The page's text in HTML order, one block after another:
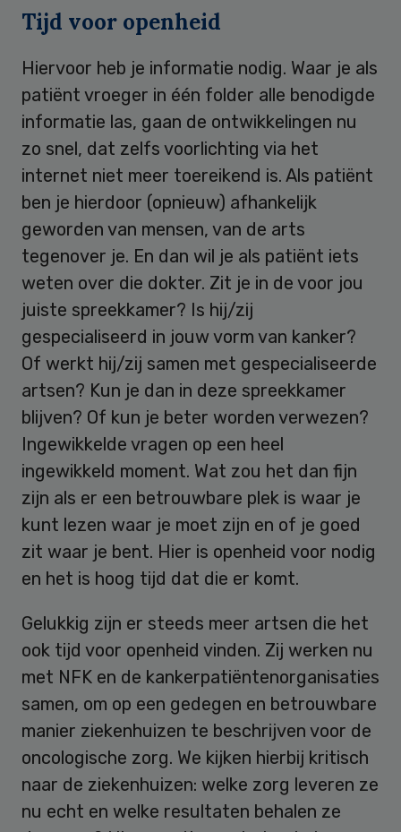
Tijd voor openheid
Hiervoor heb je informatie nodig. Waar je als
patiënt vroeger in één folder alle benodigde
informatie las, gaan de ontwikkelingen nu
zo snel, dat zelfs voorlichting via het
internet niet meer toereikend is. Als patiënt
ben je hierdoor (opnieuw) afhankelijk
geworden van mensen, van de arts
tegenover je. En dan wil je als patiënt iets
weten over die dokter. Zit je in de voor jou
juiste spreekkamer? Is hij/zij
gespecialiseerd in jouw vorm van kanker?
Of werkt hij/zij samen met gespecialiseerde
artsen? Kun je dan in deze spreekkamer
blijven? Of kun je beter worden verwezen?
Ingewikkelde vragen op een heel
ingewikkeld moment. Wat zou het dan fijn
zijn als er een betrouwbare plek is waar je
kunt lezen waar je moet zijn en of je goed
zit waar je bent. Hier is openheid voor nodig
en het is hoog tijd dat die er komt.
Gelukkig zijn er steeds meer artsen die het
ook tijd voor openheid vinden. Zij werken nu
met NFK en de kankerpatiëntenorganisaties
samen, om op een gedegen en betrouwbare
manier ziekenhuizen te beschrijven voor de
oncologische zorg. We kijken hierbij kritisch
naar de ziekenhuizen: welke zorg leveren ze
nu echt en welke resultaten behalen ze